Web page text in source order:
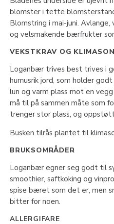
blomster i tette
Blomstring i mai-juni.
og velsmakende bærfrukter
VEKSTKRAV OG
Loganbær trives best trives i
humusrik jord, som holder
lun og varm plass mot en
må til på sammen måte som
trenger stor plass, og
Busken tilrås plantet til
BRUKSOMRÅDER
Loganbær egner seg godt til
smoothier, saftkoking og
spise bæret som det er, men
bitter for noen.
ALLERGIFARE